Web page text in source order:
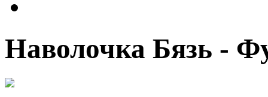
Наволочка Бязь -